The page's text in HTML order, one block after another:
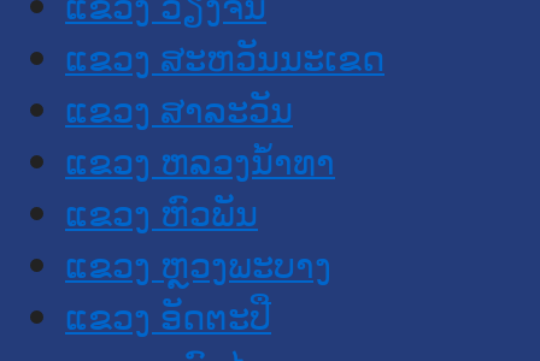
ແຂວງ ສະຫວັນນະເຂດ
ແຂວງ ສາລະວັນ
ແຂວງ ຫລວງນໍ້າທາ
ແຂວງ ຫົວພັນ
ແຂວງ ຫຼວງພະບາງ
ແຂວງ ອັດຕະປື